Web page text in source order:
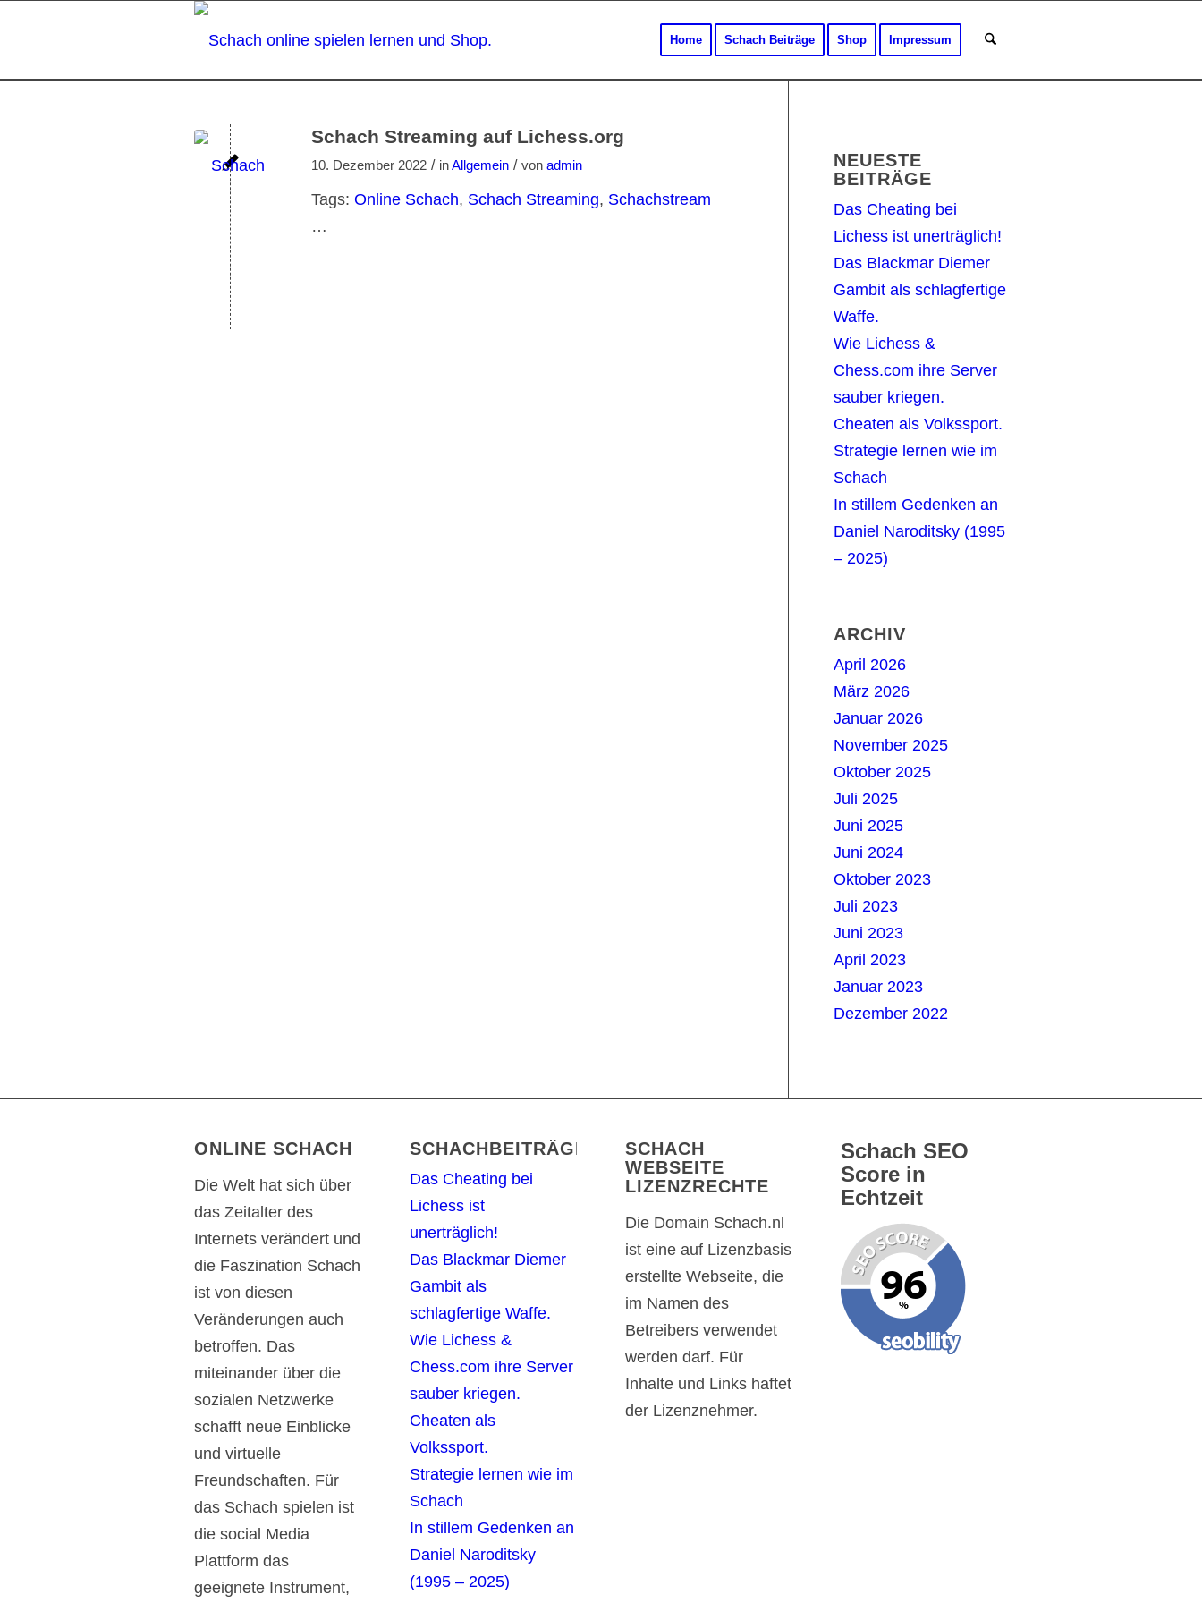
Home Schach Beiträge Shop Impressum
Schach Streaming auf Lichess.org
10. Dezember 2022 / inAllgemein / von admin
Tags: Online Schach, Schach Streaming, Schachstream
…
NEUESTE
BEITRÄGE
Das Cheating bei
Lichess ist unerträglich!
Das Blackmar Diemer
Gambit als schlagfertige
Waffe.
Wie Lichess &
Chess.com ihre Server
sauber kriegen.
Cheaten als Volkssport.
Strategie lernen wie im
Schach
In stillem Gedenken an
Daniel Naroditsky (1995
– 2025)
ARCHIV
April 2026
März 2026
Januar 2026
November 2025
Oktober 2025
Juli 2025
Juni 2025
Juni 2024
Oktober 2023
Juli 2023
Juni 2023
April 2023
Januar 2023
Dezember 2022
ONLINE SCHACH
Die Welt hat sich über
das Zeitalter des
Internets verändert und
die Faszination Schach
ist von diesen
Veränderungen auch
betroffen. Das
miteinander über die
sozialen Netzwerke
schafft neue Einblicke
und virtuelle
Freundschaften. Für
das Schach spielen ist
die social Media
Plattform das
geeignete Instrument,
SCHACHBEITRÄGE
Das Cheating bei
Lichess ist
unerträglich!
Das Blackmar Diemer
Gambit als
schlagfertige Waffe.
Wie Lichess &
Chess.com ihre Server
sauber kriegen.
Cheaten als
Volkssport.
Strategie lernen wie im
Schach
In stillem Gedenken an
Daniel Naroditsky
(1995 – 2025)
SCHACH
WEBSEITE
LIZENZRECHTE
Die Domain Schach.nl
ist eine auf Lizenzbasis
erstellte Webseite, die
im Namen des
Betreibers verwendet
werden darf. Für
Inhalte und Links haftet
der Lizenznehmer.
Schach SEO
Score in
Echtzeit